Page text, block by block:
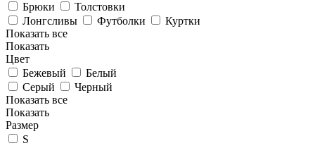
Брюки
Толстовки
Лонгсливы
Футболки
Куртки
Показать все
Показать
Цвет
Бежевый
Белый
Серый
Черный
Показать все
Показать
Размер
S